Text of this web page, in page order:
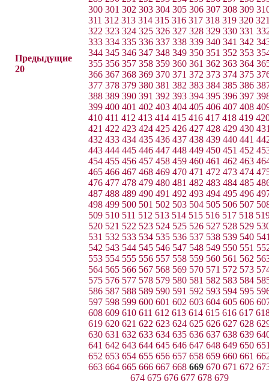
Предыдущие
20
300 301 302 303 304 305 306 307 308 309
311 312 313 314 315 316 317 318 319 320
322 323 324 325 326 327 328 329 330 331
333 334 335 336 337 338 339 340 341 342
344 345 346 347 348 349 350 351 352 353
355 356 357 358 359 360 361 362 363 364
366 367 368 369 370 371 372 373 374 375
377 378 379 380 381 382 383 384 385 386
388 389 390 391 392 393 394 395 396 397
399 400 401 402 403 404 405 406 407 408
410 411 412 413 414 415 416 417 418 419
421 422 423 424 425 426 427 428 429 430
432 433 434 435 436 437 438 439 440 441
443 444 445 446 447 448 449 450 451 452
454 455 456 457 458 459 460 461 462 463
465 466 467 468 469 470 471 472 473 474
476 477 478 479 480 481 482 483 484 485
487 488 489 490 491 492 493 494 495 496
498 499 500 501 502 503 504 505 506 507
509 510 511 512 513 514 515 516 517 518
520 521 522 523 524 525 526 527 528 529
531 532 533 534 535 536 537 538 539 540
542 543 544 545 546 547 548 549 550 551
553 554 555 556 557 558 559 560 561 562
564 565 566 567 568 569 570 571 572 573
575 576 577 578 579 580 581 582 583 584
586 587 588 589 590 591 592 593 594 595
597 598 599 600 601 602 603 604 605 606
608 609 610 611 612 613 614 615 616 617
619 620 621 622 623 624 625 626 627 628
630 631 632 633 634 635 636 637 638 639
641 642 643 644 645 646 647 648 649 650
652 653 654 655 656 657 658 659 660 661
663 664 665 666 667 668 669 670 671 672
674 675 676 677 678 679